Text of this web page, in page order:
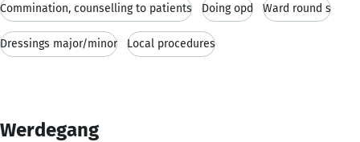
Commination, counselling to patients Doing opd Ward round s
Dressings major/minor Local procedures
Werdegang